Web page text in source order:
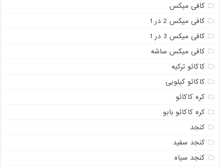
کافی میکس
کافی میکس 2 در 1
کافی میکس 3 در 1
کافی میکس ساشه
کاکائو ترکیه
کاکائو کیلویی
کره کاکائو
کره کاکائو بابو
کنجد
کنجد سفید
کنجد سیاه